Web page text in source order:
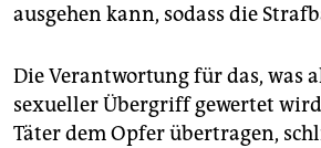
ausgehen kann, sodass die
Die Verantwortung für das, was
sexueller Übergriff gewertet
Täter dem Opfer übertragen,